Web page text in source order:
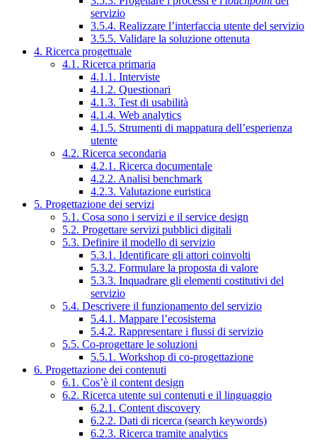
servizio
3.5.4. Realizzare l’interfaccia utente del servizio
3.5.5. Validare la soluzione ottenuta
4. Ricerca progettuale
4.1. Ricerca primaria
4.1.1. Interviste
4.1.2. Questionari
4.1.3. Test di usabilità
4.1.4. Web analytics
4.1.5. Strumenti di mappatura dell’esperienza
utente
4.2. Ricerca secondaria
4.2.1. Ricerca documentale
4.2.2. Analisi benchmark
4.2.3. Valutazione euristica
5. Progettazione dei servizi
5.1. Cosa sono i servizi e il service design
5.2. Progettare servizi pubblici digitali
5.3. Definire il modello di servizio
5.3.1. Identificare gli attori coinvolti
5.3.2. Formulare la proposta di valore
5.3.3. Inquadrare gli elementi costitutivi del
servizio
5.4. Descrivere il funzionamento del servizio
5.4.1. Mappare l’ecosistema
5.4.2. Rappresentare i flussi di servizio
5.5. Co-progettare le soluzioni
5.5.1. Workshop di co-progettazione
6. Progettazione dei contenuti
6.1. Cos’è il content design
6.2. Ricerca utente sui contenuti e il linguaggio
6.2.1. Content discovery
6.2.2. Dati di ricerca (search keywords)
6.2.3. Ricerca tramite analytics